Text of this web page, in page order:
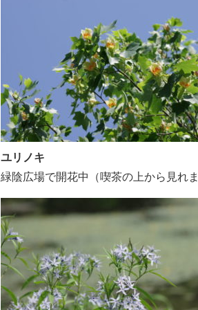
ユリノキ
緑陰広場で開花中（喫茶の上から見れ